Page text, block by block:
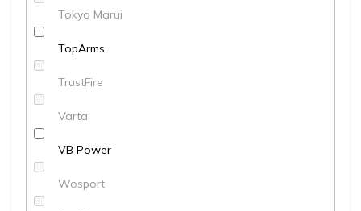
Tokyo Marui
TopArms
TrustFire
Varta
VB Power
Wosport